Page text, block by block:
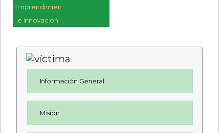
Emprendimiento
e Innovación
Información General
Misión